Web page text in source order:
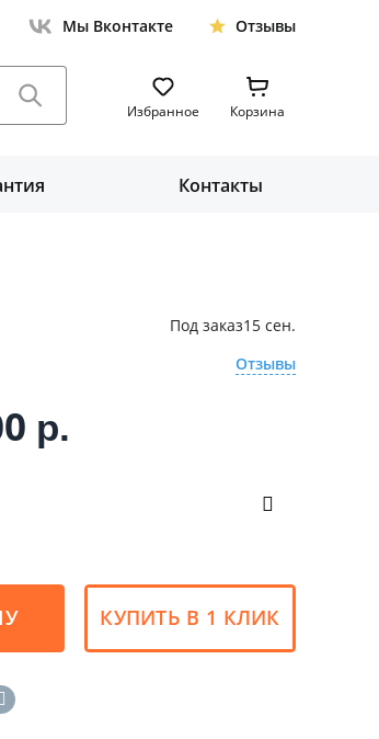
Мы Вконтакте Отзывы
Избранное Корзина
Контакты
Под заказ15 сен.
Отзывы
р.
КУПИТЬ В 1 КЛИК